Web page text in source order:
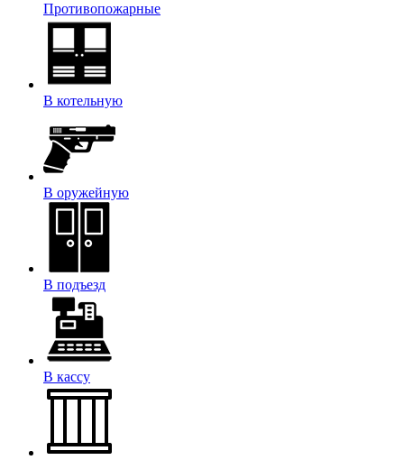
Противопожарные
В котельную
В оружейную
В подъезд
В кассу